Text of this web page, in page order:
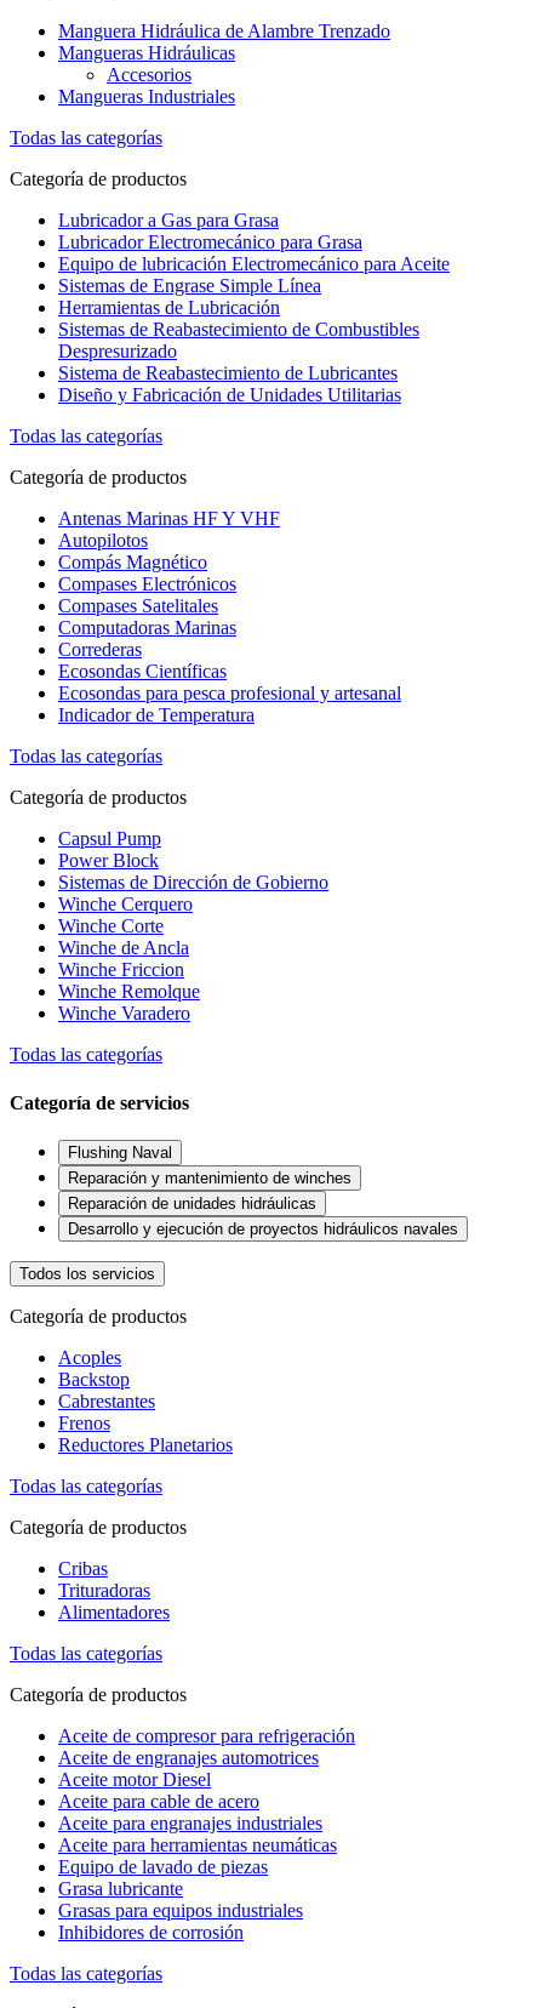
Manguera Hidráulica de Alambre Trenzado
Mangueras Hidráulicas
Accesorios
Mangueras Industriales
Todas las categorías
Categoría de productos
Lubricador a Gas para Grasa
Lubricador Electromecánico para Grasa
Equipo de lubricación Electromecánico para Aceite
Sistemas de Engrase Simple Línea
Herramientas de Lubricación
Sistemas de Reabastecimiento de Combustibles
Despresurizado
Sistema de Reabastecimiento de Lubricantes
Diseño y Fabricación de Unidades Utilitarias
Todas las categorías
Categoría de productos
Antenas Marinas HF Y VHF
Autopilotos
Compás Magnético
Compases Electrónicos
Compases Satelitales
Computadoras Marinas
Correderas
Ecosondas Científicas
Ecosondas para pesca profesional y artesanal
Indicador de Temperatura
Todas las categorías
Categoría de productos
Capsul Pump
Power Block
Sistemas de Dirección de Gobierno
Winche Cerquero
Winche Corte
Winche de Ancla
Winche Friccion
Winche Remolque
Winche Varadero
Todas las categorías
Categoría de servicios
Flushing Naval
Reparación y mantenimiento de winches
Reparación de unidades hidráulicas
Desarrollo y ejecución de proyectos hidráulicos navales
Todos los servicios
Categoría de productos
Acoples
Backstop
Cabrestantes
Frenos
Reductores Planetarios
Todas las categorías
Categoría de productos
Cribas
Trituradoras
Alimentadores
Todas las categorías
Categoría de productos
Aceite de compresor para refrigeración
Aceite de engranajes automotrices
Aceite motor Diesel
Aceite para cable de acero
Aceite para engranajes industriales
Aceite para herramientas neumáticas
Equipo de lavado de piezas
Grasa lubricante
Grasas para equipos industriales
Inhibidores de corrosión
Todas las categorías